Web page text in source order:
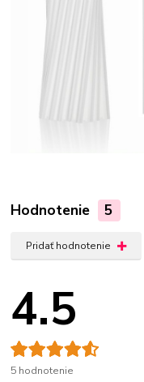
Hodnotenie 5
Pridať hodnotenie
4.5
5 hodnotenie